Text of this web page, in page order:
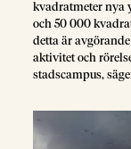
kvadratmeter nya
och 50 000
detta är
aktivitet och
stadscampus,